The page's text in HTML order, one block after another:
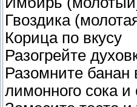
Гвоздика
Корица по вкусу
Разогрейте
Разомните
лимонного сока